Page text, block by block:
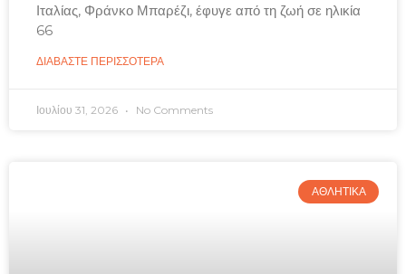
Ιταλίας, Φράνκο Μπαρέζι, έφυγε από τη ζωή σε ηλικία
66
ΔΙΑΒΑΣΤΕ ΠΕΡΙΣΣΟΤΕΡΑ
Ιουλίου 31, 2026 No Comments
ΑΘΛΗΤΙΚΑ